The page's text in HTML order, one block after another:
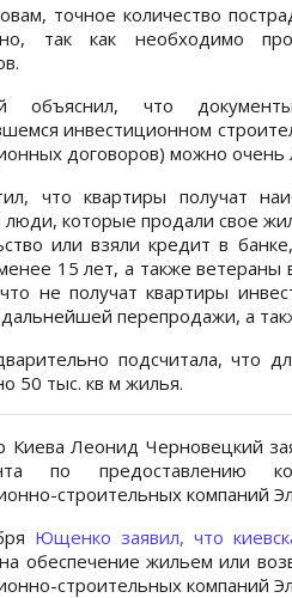
точное количество
так как необходимо
объяснил, что
инвестиционном
договоров) можно очень
что квартиры получат
люди, которые продали свое
или взяли кредит в
15 лет, а также
не получат квартиры
перепродажи, а
подсчитала, что
50 тыс. кв м жилья.
Киева Леонид Черновецкий
по предоставлению
строительных компаний
Ющенко заявил, что
на обеспечение жильем или
строительных компаний